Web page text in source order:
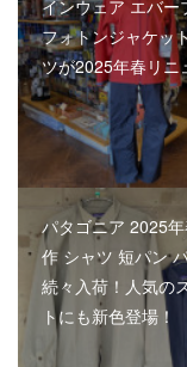
インウェア エバー
フォトンジャケッ
ツが2025年春リ
パタゴニア 2025
作 シャツ 短パン
続々入荷！人気の
トにも新色登場！